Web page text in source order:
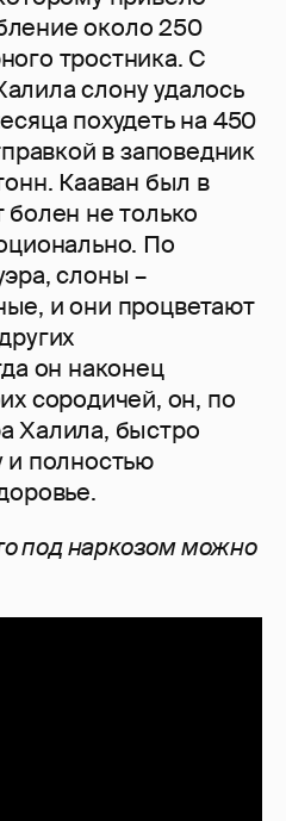
около 250
тростника. С
слону удалось
похудеть на 450
в заповедник
Кааван был в
не только
По
слоны –
и они процветают
он наконец
сородичей, он, по
Халила, быстро
и полностью
под наркозом можно